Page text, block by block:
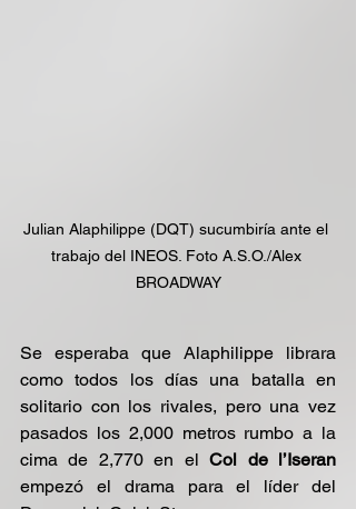
Julian Alaphilippe (DQT) sucumbiría ante el
trabajo del INEOS. Foto A.S.O./Alex
BROADWAY
Se esperaba que Alaphilippe librara
como todos los días una batalla en
solitario con los rivales, pero una vez
pasados los 2,000 metros rumbo a la
cima de 2,770 en el Col de l’Iseran
empezó el drama para el líder del